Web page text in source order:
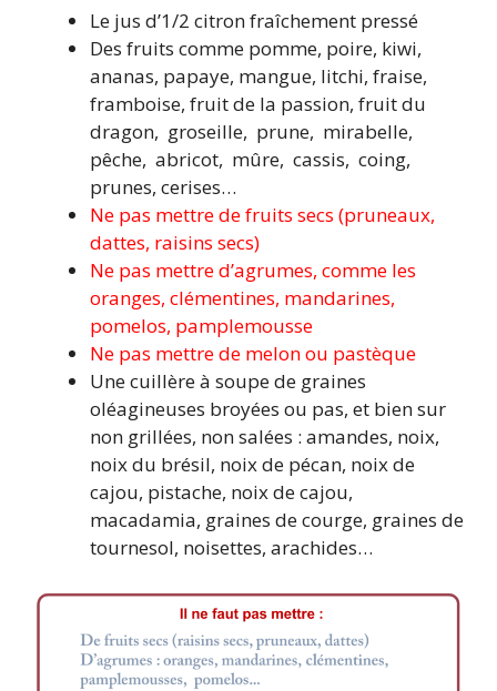
Le jus d’1/2 citron fraîchement pressé
Des fruits comme pomme, poire, kiwi,
ananas, papaye, mangue, litchi, fraise,
framboise, fruit de la passion, fruit du
dragon, groseille, prune, mirabelle,
pêche, abricot, mûre, cassis, coing,
prunes, cerises…
Ne pas mettre de fruits secs (pruneaux,
dattes, raisins secs)
Ne pas mettre d’agrumes, comme les
oranges, clémentines, mandarines,
pomelos, pamplemousse
Ne pas mettre de melon ou pastèque
Une cuillère à soupe de graines
oléagineuses broyées ou pas, et bien sur
non grillées, non salées : amandes, noix,
noix du brésil, noix de pécan, noix de
cajou, pistache, noix de cajou,
macadamia, graines de courge, graines de
tournesol, noisettes, arachides…